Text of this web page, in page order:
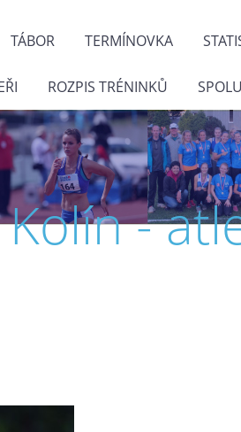
TÁBOR TERMÍNOVKA
ROZPIS TRÉNINKŮ
Kolín -